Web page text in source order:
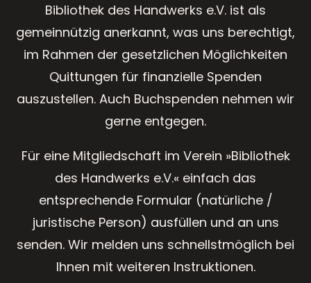
Bibliothek des Handwerks e.V. ist als
gemeinnützig anerkannt, was uns berechtigt,
im Rahmen der gesetzlichen Möglichkeiten
Quittungen für finanzielle Spenden
auszustellen. Auch Buchspenden nehmen wir
gerne entgegen.
Für eine Mitgliedschaft im Verein »Bibliothek
des Handwerks e.V.« einfach das
entsprechende Formular (natürliche /
juristische Person) ausfüllen und an uns
senden. Wir melden uns schnellstmöglich bei
Ihnen mit weiteren Instruktionen.